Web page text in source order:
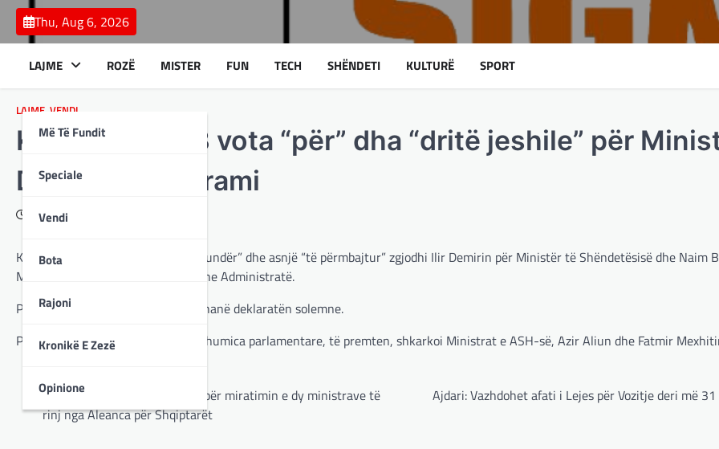
Skip
content
Thu, Aug 6, 2026
LAJME
Më Të Fundit
Speciale
Vendi
Bota
Rajoni
Kronikë E Zezë
Opinione
ROZË MISTER FUN TECH SHËNDETI KULTURË SPORT
LAJME VENDI
Kuvendi me 63 vota “për” dha “dritë jeshile” për
Demiri dhe Bajrami
February 12, 2024
Kuvendi, me 63 vota “për” asnjë “kundër” dhe asnjë “të përmbajtur” zgjodhi Ilir Demirin për Ministër të Shëndetësisë dhe Naim
Ministër për Shoqëri Informatike dhe Administratë.
Pas zgjedhjes dy Ministrat e rinj, dhanë deklaratën solemne.
Për shkak të zhvillimeve në ASH, shumica parlamentare, të premten, shkarkoi Ministrat e ASH-së, Azir Aliun dhe Fatmir
Post
navigation
⟵Shkup: Parlamenti në seancë për miratimin e dy ministrave të
rinj nga Aleanca për Shqiptarët
Ajdari: Vazhdohet afati i Lejes për Vozitje deri më